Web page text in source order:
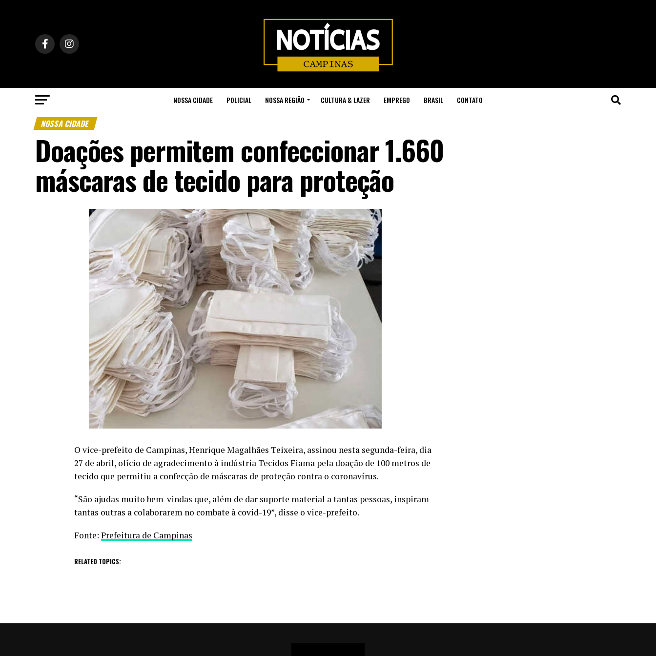
NOSSA CIDADE POLICIAL NOSSA REGIÃO CULTURA & LAZER EMPREGO BRASIL CONTATO
NOSSA CIDADE
Doações permitem confeccionar 1.660
máscaras de tecido para proteção
O vice-prefeito de Campinas, Henrique Magalhães Teixeira, assinou nesta segunda-feira, dia
27 de abril, ofício de agradecimento à indústria Tecidos Fiama pela doação de 100 metros de
tecido que permitiu a confecção de máscaras de proteção contra o coronavírus.
“São ajudas muito bem-vindas que, além de dar suporte material a tantas pessoas, inspiram
tantas outras a colaborarem no combate à covid-19”, disse o vice-prefeito.
Fonte: Prefeitura de Campinas
RELATED TOPICS: